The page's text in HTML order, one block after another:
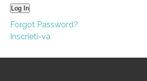
Forgot Password?
Inscrieti-va